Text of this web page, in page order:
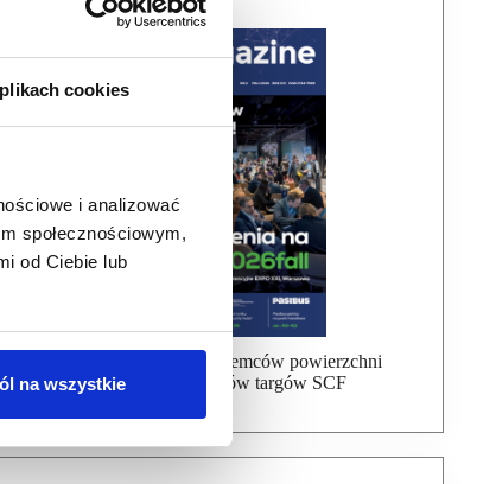
cookies
i analizować
społecznościowym,
od Ciebie lub
na wszystkie
Bezpłatna wysyłka dla najemców powierzchni
handlowej, uczestników targów SCF